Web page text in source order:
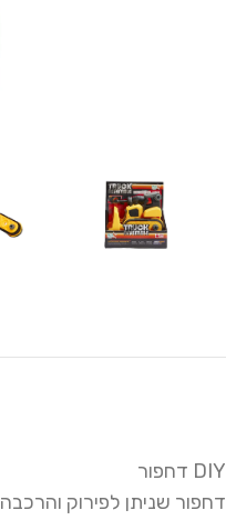
DIY דחפור
דחפור שניתן לפירוק